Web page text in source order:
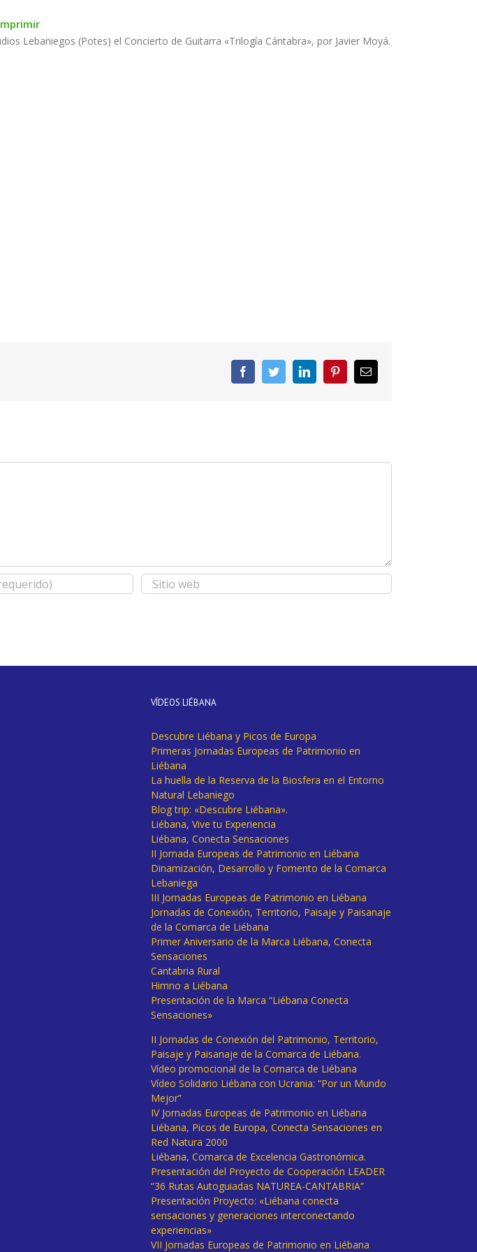
Lebaniegos (Potes) el Concierto de Guitarra «Trilogía Cántabra», por Javier Moyá.
FacebookTwitterLinkedInPinterestCorreo
electrónico
VÍDEOS LIÉBANA
Descubre Liébana y Picos de Europa
Primeras Jornadas Europeas de Patrimonio en
Liébana
La huella de la Reserva de la Biosfera en el Entorno
Natural Lebaniego
Blog trip: «Descubre Liébana».
Liébana, Vive tu Experiencia
Liébana, Conecta Sensaciones
II Jornada Europeas de Patrimonio en Liébana
Dinamización, Desarrollo y Fomento de la Comarca
Lebaniega
III Jornadas Europeas de Patrimonio en Liébana
Jornadas de Conexión, Territorio, Paisaje y Paisanaje
de la Comarca de Liébana
Primer Aniversario de la Marca Liébana, Conecta
Sensaciones
Cantabria Rural
Himno a Liébana
Presentación de la Marca “Liébana Conecta
Sensaciones»
II Jornadas de Conexión del Patrimonio, Territorio,
Paisaje y Paisanaje de la Comarca de Liébana.
Vídeo promocional de la Comarca de Liébana
Vídeo Solidario Liébana con Ucrania: “Por un Mundo
Mejor”
IV Jornadas Europeas de Patrimonio en Liébana
Liébana, Picos de Europa, Conecta Sensaciones en
Red Natura 2000
Liébana, Comarca de Excelencia Gastronómica.
Presentación del Proyecto de Cooperación LEADER
“36 Rutas Autoguiadas NATUREA-CANTABRIA”
Presentación Proyecto: «Liébana conecta
sensaciones y generaciones interconectando
experiencias»
VII Jornadas Europeas de Patrimonio en Liébana